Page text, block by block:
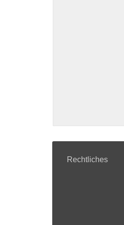
Rechtliches